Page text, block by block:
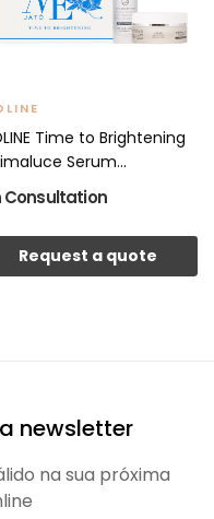
Time to Brightening
Serum...
Consultation
Request a quote
newsletter
na sua próxima